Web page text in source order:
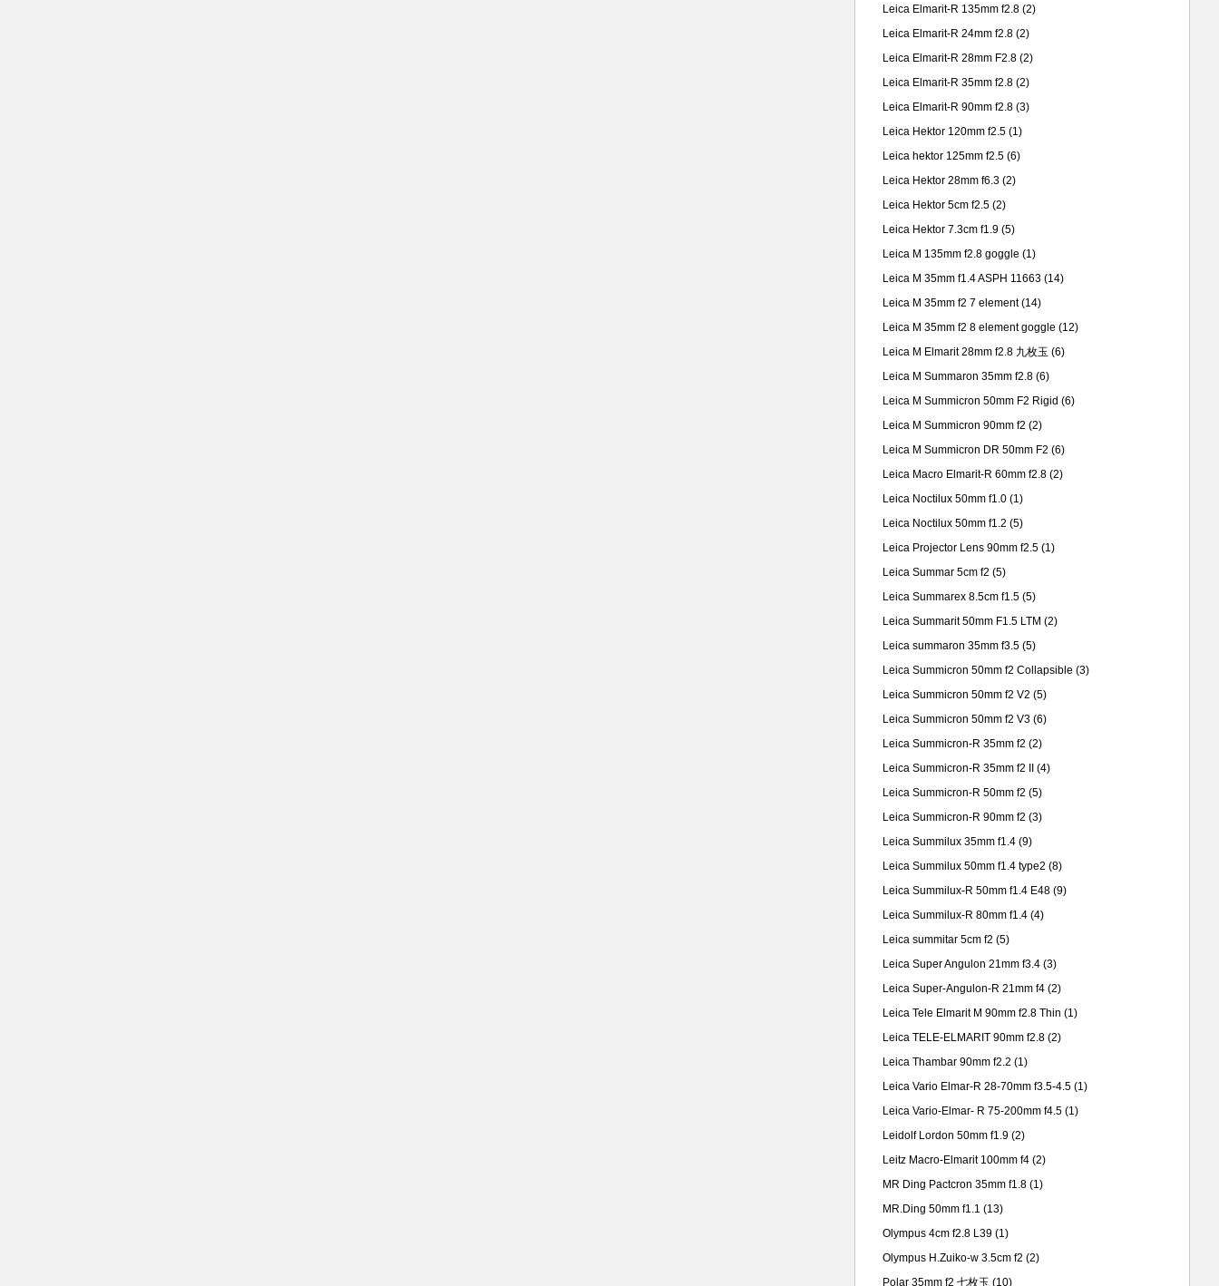
Leica Elmarit-R 135mm f2.8 (2)
Leica Elmarit-R 24mm f2.8 (2)
Leica Elmarit-R 28mm F2.8 (2)
Leica Elmarit-R 35mm f2.8 (2)
Leica Elmarit-R 90mm f2.8 (3)
Leica Hektor 120mm f2.5 (1)
Leica hektor 125mm f2.5 (6)
Leica Hektor 28mm f6.3 (2)
Leica Hektor 5cm f2.5 (2)
Leica Hektor 7.3cm f1.9 (5)
Leica M 135mm f2.8 goggle (1)
Leica M 35mm f1.4 ASPH 11663 (14)
Leica M 35mm f2 7 element(14)
Leica M 35mm f2 8 element goggle (12)
Leica M Elmarit 28mm f2.8 九枚玉 (6)
Leica M Summaron 35mm f2.8 (6)
Leica M Summicron 50mm F2 Rigid (6)
Leica M Summicron 90mm f2 (2)
Leica M Summicron DR 50mm F2 (6)
Leica Macro Elmarit-R 60mm f2.8 (2)
Leica Noctilux 50mm f1.0 (1)
Leica Noctilux 50mm f1.2 (5)
Leica Projector Lens 90mm f2.5 (1)
Leica Summar 5cm f2 (5)
Leica Summarex 8.5cm f1.5 (5)
Leica Summarit 50mm F1.5 LTM (2)
Leica summaron 35mm f3.5 (5)
Leica Summicron 50mm f2 Collapsible (3)
Leica Summicron 50mm f2 V2 (5)
Leica Summicron 50mm f2 V3 (6)
Leica Summicron-R 35mm f2 (2)
Leica Summicron-R 35mm f2 II
(4)
Leica Summicron-R 50mm f2 (5)
Leica Summicron-R 90mm f2 (3)
Leica Summilux 35mm f1.4 (9)
Leica Summilux 50mm f1.4 type2 (8)
Leica Summilux-R 50mm f1.4 E48 (9)
Leica Summilux-R 80mm f1.4 (4)
Leica summitar 5cm f2 (5)
Leica Super Angulon 21mm f3.4 (3)
Leica Super-Angulon-R 21mm f4 (2)
Leica Tele Elmarit M 90mm f2.8 Thin (1)
Leica TELE-ELMARIT 90mm f2.8 (2)
Leica Thambar 90mm f2.2 (1)
Leica Vario Elmar-R 28-70mm f3.5-4.5 (1)
Leica Vario-Elmar- R 75-200mm f4.5 (1)
Leidolf Lordon 50mm f1.9 (2)
Leitz Macro-Elmarit 100mm f4 (2)
MR Ding Pactcron 35mm f1.8 (1)
MR.Ding 50mm f1.1 (13)
Olympus 4cm f2.8 L39 (1)
Olympus H.Zuiko-w 3.5cm f2 (2)
Polar 35mm f2 七枚玉 (10)